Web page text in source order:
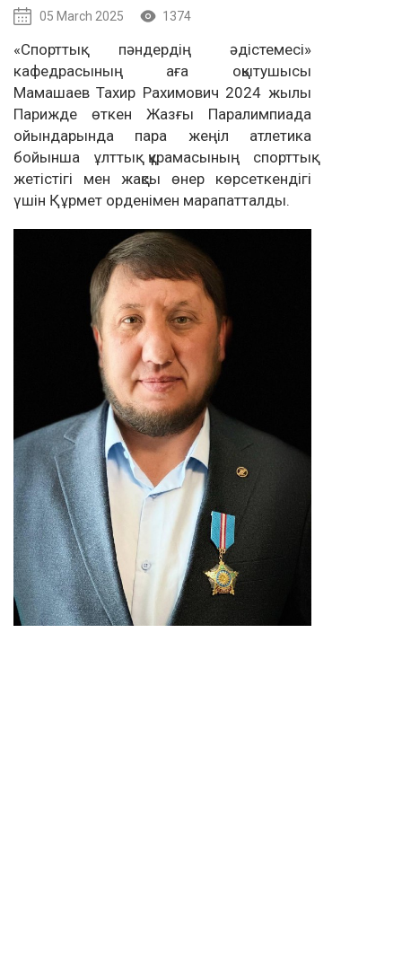
05 March 2025 1374
«Спорттық пәндердің әдістемесі»
кафедрасының аға оқытушысы
Мамашаев Тахир Рахимович 2024 жылы
Парижде өткен Жазғы Паралимпиада
ойындарында пара жеңіл атлетика
бойынша ұлттық құрамасының спорттық
жетістігі мен жақсы өнер көрсеткендігі
үшін Құрмет орденімен марапатталды.